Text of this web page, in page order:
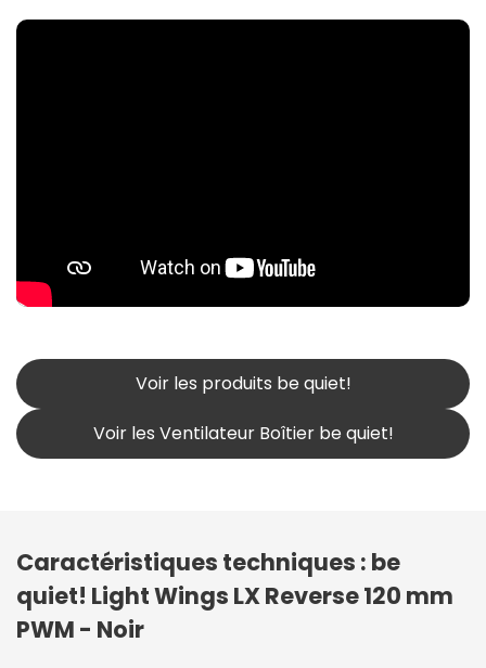
Voir les produits be quiet!
Voir les Ventilateur Boîtier be quiet!
Caractéristiques techniques : be
quiet! Light Wings LX Reverse 120 mm
PWM - Noir